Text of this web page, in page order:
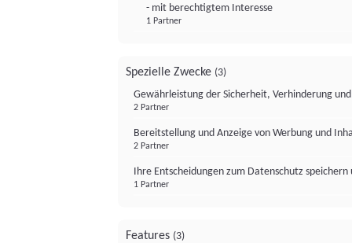
- mit berechtigtem Interesse
1 Partner
Spezielle Zwecke (3)
Gewährleistung der Sicherheit, Verhinderung
2 Partner
Bereitstellung und Anzeige von Werbung und
2 Partner
Ihre Entscheidungen zum Datenschutz
1 Partner
Features (3)